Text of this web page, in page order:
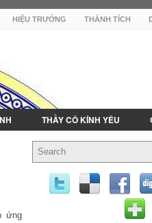
HIỆU TRƯỞNG THÀNH TÍCH
THẦY CÔ KÍNH YÊU
ứng